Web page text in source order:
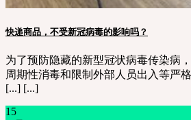
快递商品，不受新冠病毒的影响吗？
为了预防隐藏的新型冠状病毒传染病
周期性消毒和限制外部人员出入等严
[...] [...]
15